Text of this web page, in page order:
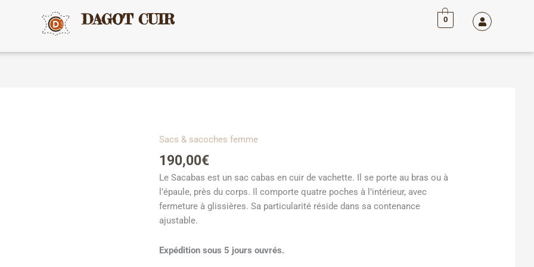
DAGOT CUIR 0
Sacs & sacoches femme
190,00€
Le Sacabas est un sac cabas en cuir de vachette. Il se porte au bras ou à
l’épaule, près du corps. Il comporte quatre poches à l’intérieur, avec
fermeture à glissières. Sa particularité réside dans sa contenance
ajustable.
Expédition sous 5 jours ouvrés.
quantité
de